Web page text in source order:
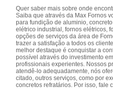
Quer saber mais sobre onde
Saiba que através da Max Fornos
para fundição de aluminio,
elétrico industrial, fornos elétricos,
opções de serviços da área de
trazer a satisfação a todos os
melhor destaque é conquistar a
possível através do investimento
profissionais experientes. Nossos
atendê-lo adequadamente, nós
citado, outros serviços, como por
concretos refratários. Por isso, fale